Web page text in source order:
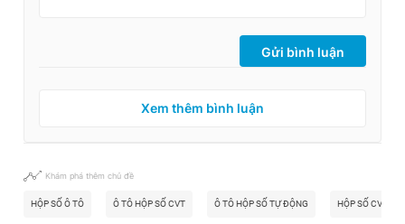
Gửi bình luận
Xem thêm bình luận
Khám phá thêm chủ đề
HỘP SỐ Ô TÔ Ô TÔ HỘP SỐ CVT Ô TÔ HỘP SỐ TỰ ĐỘNG HỘP SỐ CVT